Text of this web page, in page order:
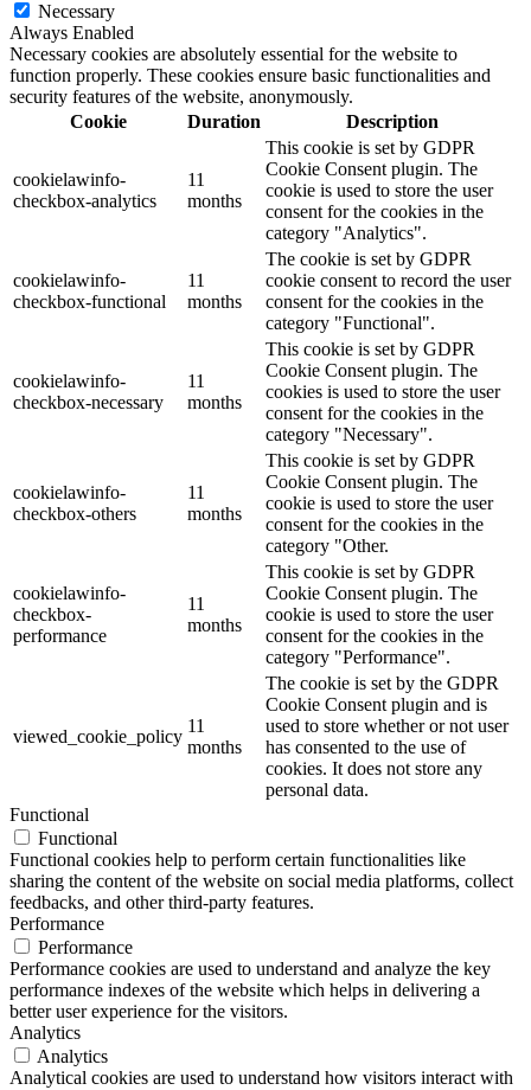
Necessary
Always Enabled
Necessary cookies are absolutely essential for the website to
function properly. These cookies ensure basic functionalities and
security features of the website, anonymously.
Cookie
Duration Description
cookielawinfo-
checkbox-analytics
11
months
This cookie is set by GDPR
Cookie Consent plugin. The
cookie is used to store the user
consent for the cookies in the
category "Analytics".
cookielawinfo-
checkbox-functional
11
months
The cookie is set by GDPR
cookie consent to record the user
consent for the cookies in the
category "Functional".
cookielawinfo-
checkbox-necessary
11
months
This cookie is set by GDPR
Cookie Consent plugin. The
cookies is used to store the user
consent for the cookies in the
category "Necessary".
cookielawinfo-
checkbox-others
11
months
This cookie is set by GDPR
Cookie Consent plugin. The
cookie is used to store the user
consent for the cookies in the
category "Other.
cookielawinfo-
checkbox-
performance
11
months
This cookie is set by GDPR
Cookie Consent plugin. The
cookie is used to store the user
consent for the cookies in the
category "Performance".
viewed_cookie_policy
11
months
The cookie is set by the GDPR
Cookie Consent plugin and is
used to store whether or not user
has consented to the use of
cookies. It does not store any
personal data.
Functional
Functional
Functional cookies help to perform certain functionalities like
sharing the content of the website on social media platforms, collect
feedbacks, and other third-party features.
Performance
Performance
Performance cookies are used to understand and analyze the key
performance indexes of the website which helps in delivering a
better user experience for the visitors.
Analytics
Analytics
Analytical cookies are used to understand how visitors interact with